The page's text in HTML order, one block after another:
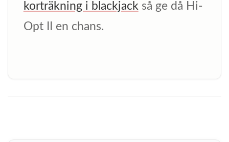
korträkning i blackjack så ge då Hi-
Opt II en chans.